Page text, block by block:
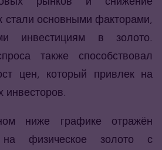
стали основными факторами,
инвестициям в золото.
также способствовал
цен, который привлек на
инвесторов.
ниже графике отражён
физическое золото с